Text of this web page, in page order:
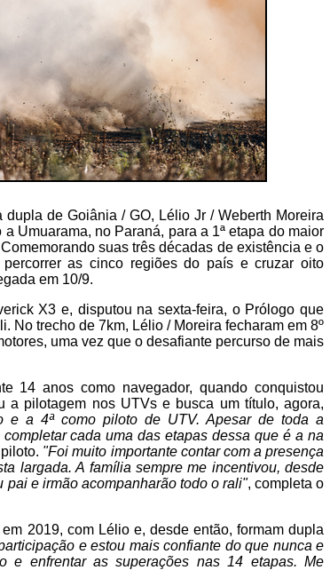
de Goiânia / GO, Lélio Jr / Weberth Moreira
Umuarama, no Paraná, para a 1ª etapa do maior
suas três décadas de existência e o
as cinco regiões do país e cruzar oito
em 10/9.
X3 e, disputou na sexta-feira, o Prólogo que
No trecho de 7km, Lélio / Moreira fecharam em 8º
uma vez que o desafiante percurso de mais
14 anos como navegador, quando conquistou
a pilotagem nos UTVs e busca um título, agora,
e a 4ª como piloto de UTV. Apesar de toda a
cada uma das etapas dessa que é a na
"Foi muito importante contar com a presença
largada. A família sempre me incentivou, desde
pai e irmão acompanharão todo o rali", completa o
2019, com Lélio e, desde então, formam dupla
e estou mais confiante do que nunca e
e enfrentar as superações nas 14 etapas. Me